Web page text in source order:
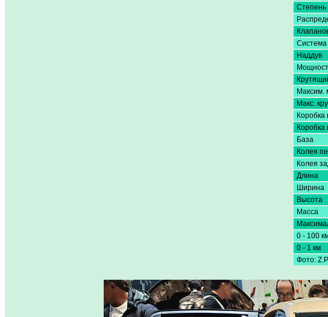
Степень
Система
Наддув
Максим.
Макс.
Коробка
Коробка
База
Колея
Колея
Длина
Ширина
Высота
Масса
0 - 100
0 - 1 км
Фото: